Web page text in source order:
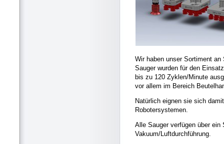
Wir haben unser Sortiment
Sauger wurden für den
bis zu 120 Zyklen/Minute
vor allem im Bereich
Natürlich eignen sie sich
Robotersystemen.
Alle Sauger verfügen über
Vakuum/Luftdurchführung.